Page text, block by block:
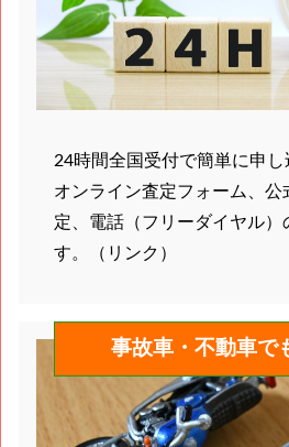
24時間全国受付で簡単に申し
オンライン査定フォーム、公
定、電話（フリーダイヤル）
す。（リンク）
事故車・不動車で